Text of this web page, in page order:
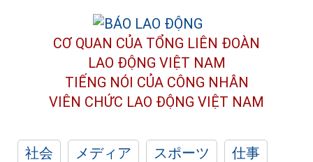
CƠ QUAN CỦA TỔNG LIÊN ĐOÀN
LAO ĐỘNG VIỆT NAM
TIẾNG NÓI CỦA CÔNG NHÂN
VIÊN CHỨC LAO ĐỘNG VIỆT NAM
社会 メディア スポーツ
仕事